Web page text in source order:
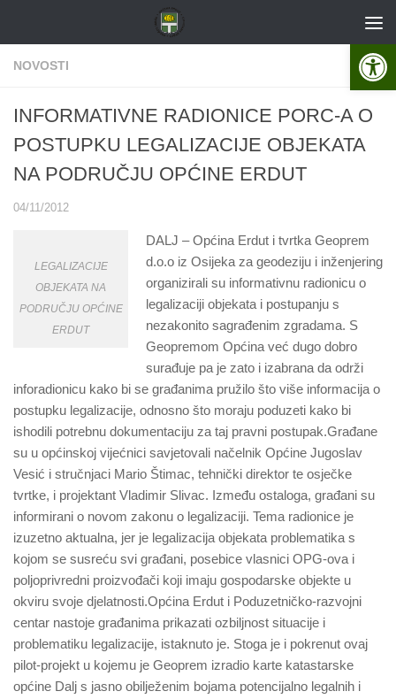
NOVOSTI
INFORMATIVNE RADIONICE PORC-A O
POSTUPKU LEGALIZACIJE OBJEKATA
NA PODRUČJU OPĆINE ERDUT
04/11/2012
LEGALIZACIJE
OBJEKATA NA
PODRUČJU OPĆINE
ERDUT
DALJ – Općina Erdut i tvrtka Geoprem
d.o.o iz Osijeka za geodeziju i inženjering
organizirali su informativnu radionicu o
legalizaciji objekata i postupanju s
nezakonito sagrađenim zgradama. S
Geopremom Općina već dugo dobro
surađuje pa je zato i izabrana da održi
inforadionicu kako bi se građanima pružilo što više informacija o
postupku legalizacije, odnosno što moraju poduzeti kako bi
ishodili potrebnu dokumentaciju za taj pravni postupak.Građane
su u općinskoj vijećnici savjetovali načelnik Općine Jugoslav
Vesić i stručnjaci Mario Štimac, tehnički direktor te osječke
tvrtke, i projektant Vladimir Slivac. Između ostaloga, građani su
informirani o novom zakonu o legalizaciji. Tema radionice je
izuzetno aktualna, jer je legalizacija objekata problematika s
kojom se susreću svi građani, posebice vlasnici OPG-ova i
poljoprivredni proizvođači koji imaju gospodarske objekte u
okviru svoje djelatnosti.Općina Erdut i Poduzetničko-razvojni
centar nastoje građanima prikazati ozbiljnost situacije i
problematiku legalizacije, istaknuto je. Stoga je i pokrenut ovaj
pilot-projekt u kojemu je Geoprem izradio karte katastarske
općine Dalj s jasno obilježenim bojama potencijalno legalnih i